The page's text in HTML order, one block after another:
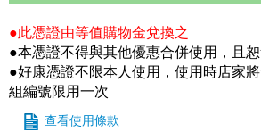
●此憑證由等值購物金兌換之
●本憑證不得與其他優惠合併使用，且
●好康憑證不限本人使用，使用時店家
組編號限用一次
查看使用條款